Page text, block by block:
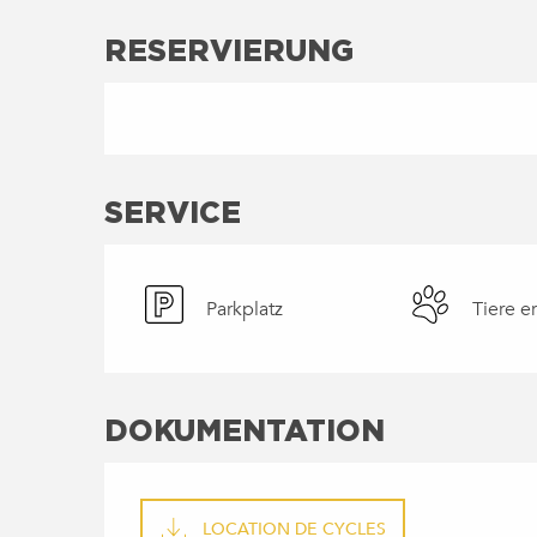
RESERVIERUNG
SERVICE
Parkplatz Tiere
DOKUMENTATION
LOCATION DE CYCLES